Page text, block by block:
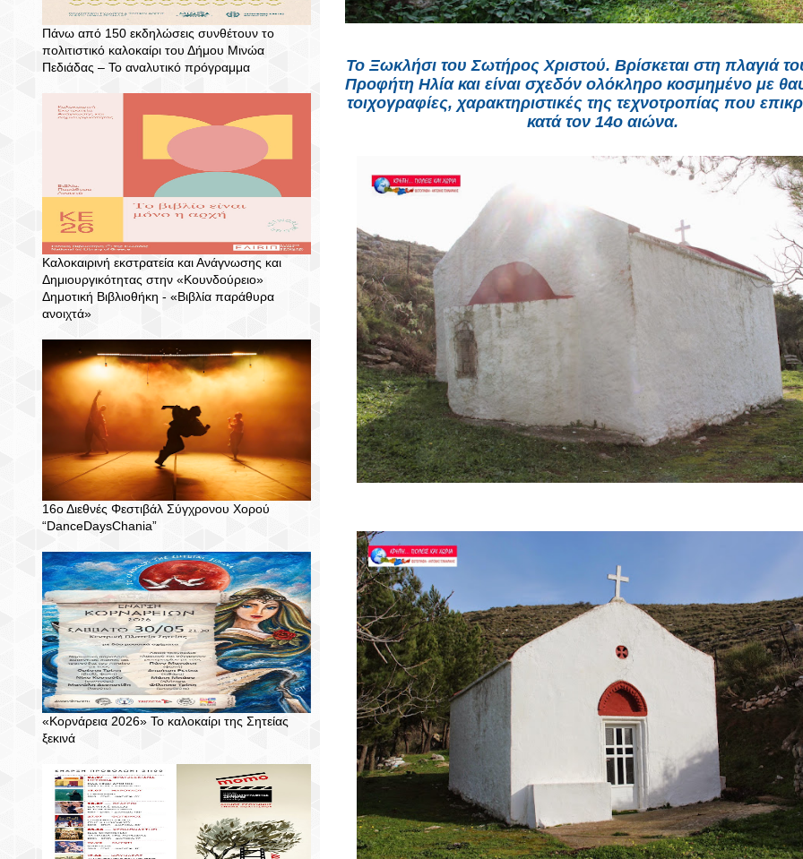
Πάνω από 150 εκδηλώσεις συνθέτουν το
πολιτιστικό καλοκαίρι του Δήμου Μινώα
Πεδιάδας – To αναλυτικό πρόγραμμα
Καλοκαιρινή εκστρατεία και Ανάγνωσης και
Δημιουργικότητας στην «Κουνδούρειο»
Δημοτική Βιβλιοθήκη - «Βιβλία παράθυρα
ανοιχτά»
16ο Διεθνές Φεστιβάλ Σύγχρονου Χορού
“DanceDaysChania”
«Κορνάρεια 2026» Το καλοκαίρι της Σητείας
ξεκινά
Το Ξωκλήσι του Σωτήρος Χριστού. Βρίσκεται στη πλαγιά
Προφήτη Ηλία και είναι σχεδόν ολόκληρο κοσμημένο με
τοιχογραφίες, χαρακτηριστικές της τεχνοτροπίας που
κατά τον 14ο αιώνα.